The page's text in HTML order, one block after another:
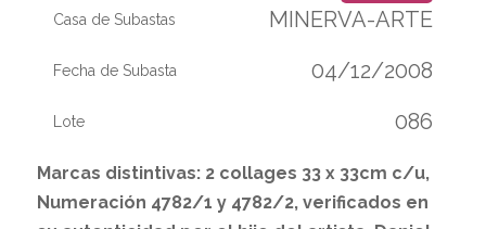
Casa de Subastas MINERVA-ARTE
Fecha de Subasta 04/12/2008
Lote 086
Marcas distintivas: 2 collages 33 x 33cm c/u,
Numeración 4782/1 y 4782/2, verificados en